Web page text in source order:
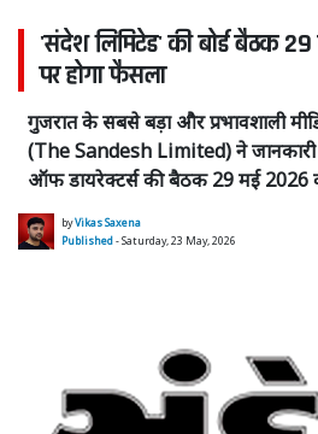
'संदेश लिमिटेड' की बोर्ड बैठक 29
पर होगा फैसला
गुजरात के सबसे बड़ा और प्रभावशाली
(The Sandesh Limited) ने जानकारी
ऑफ डायरेक्टर्स की बैठक 29 मई 2026
byVikas Saxena
Published- Saturday, 23 May, 2026